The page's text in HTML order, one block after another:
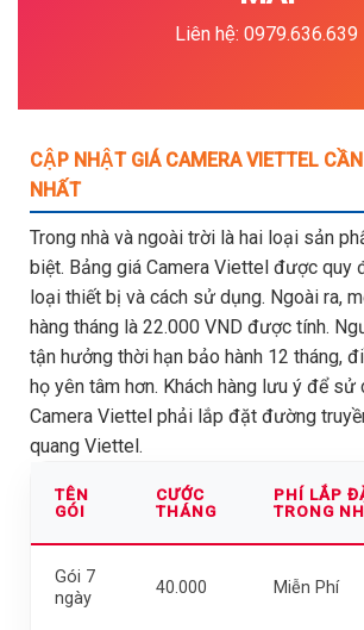
Liên hệ: 0979.636.639
CẬP NHẬT GIÁ CAMERA VIETTEL
NHẤT
Trong nhà và ngoài trời là hai loại sản
biệt. Bảng giá Camera Viettel được quy
loại thiết bị và cách sử dụng. Ngoài ra,
hàng tháng là 22.000 VND được tính.
tận hưởng thời hạn bảo hành 12 tháng,
họ yên tâm hơn. Khách hàng lưu ý để
Camera Viettel phải lắp đặt đường
quang Viettel.
TÊN
GÓI
CƯỚC
THÁNG
PHÍ LẮP
TRONG
Gói 7
ngày
40.000 Miễn Phí